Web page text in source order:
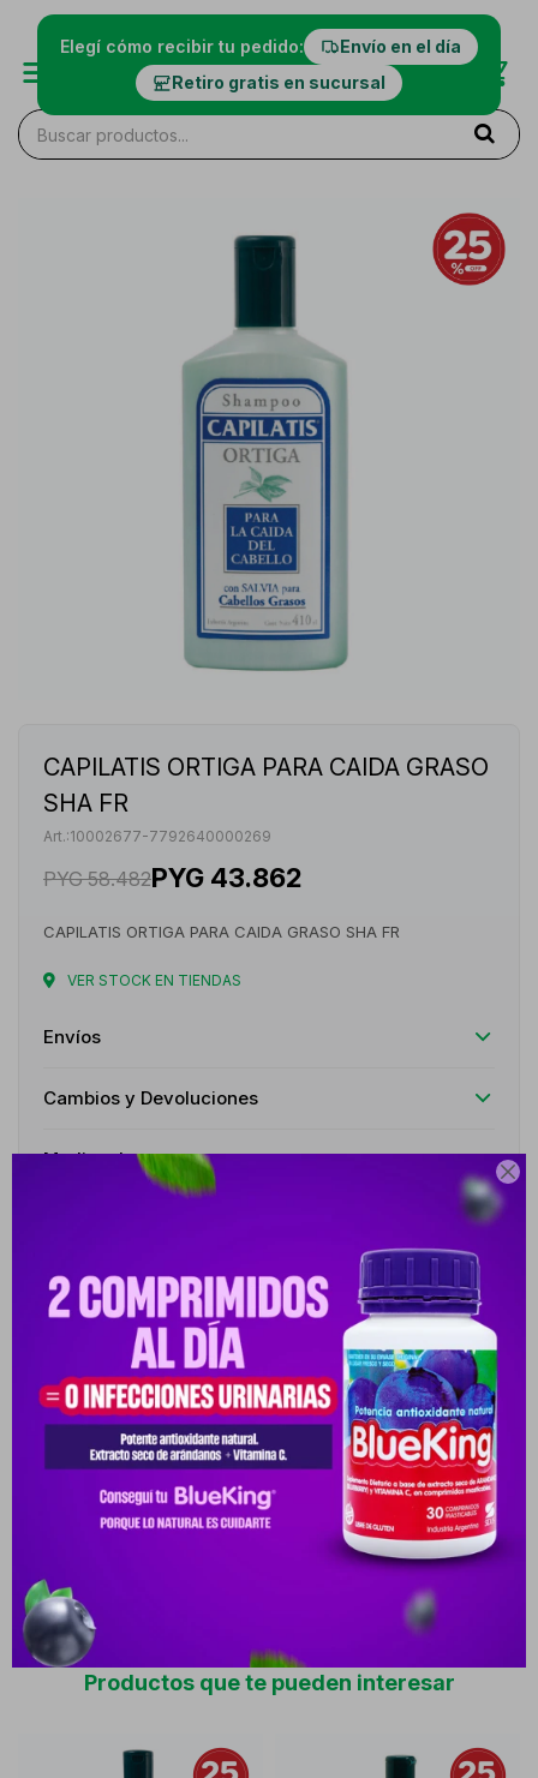

Elegí cómo recibir tu pedido:
Envío en el día
Retiro gratis en sucursal
CAPILATIS ORTIGA PARA CAIDA GRASO
SHA FR
10002677-7792640000269
PYG 58.482PYG 43.862
CAPILATIS ORTIGA PARA CAIDA GRASO SHA FR
VER STOCK EN TIENDAS
Envíos
Cambios y Devoluciones
Medios de pago
Descripción
ACERCA DE EL SHAMPOO ORTIGA CON SALVIA, CONTRIBUYE A
DETENER LA CAÍDA DEL CABELLO. EL EXTRACTO DE ORTIGA
Productos que te pueden interesar